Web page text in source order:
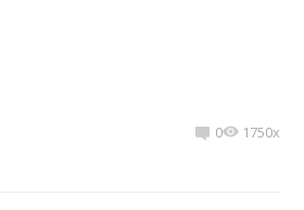
0 1750x